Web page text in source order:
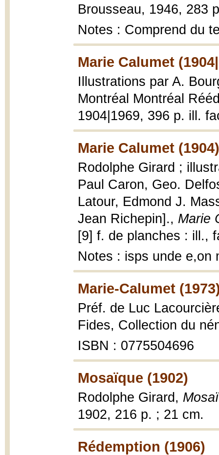
Brousseau, 1946, 283
Notes : Comprend du
Marie Calumet
Illustrations par A.
Montréal Montréal
1904|1969, 396 p. ill.
Marie Calumet (1904)
Rodolphe Girard ;
Paul Caron, Geo.
Latour, Edmond J.
Jean Richepin]., Marie
[9] f. de planches : ill.,
Notes : isps unde e,on
Marie-Calumet
Préf. de Luc
Fides, Collection du
ISBN : 0775504696
Mosaïque (1902)
Rodolphe Girard,
1902, 216 p. ; 21 cm.
Rédemption (1906)